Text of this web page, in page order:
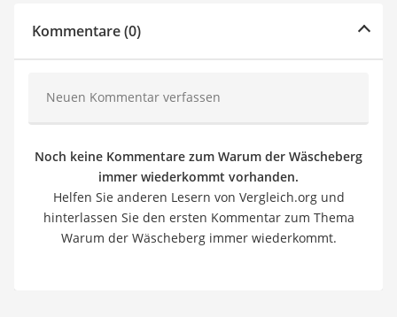
Kommentare (0)
Neuen Kommentar verfassen
Noch keine Kommentare zum Warum der Wäscheberg
immer wiederkommt vorhanden.
Helfen Sie anderen Lesern von Vergleich.org und
hinterlassen Sie den ersten Kommentar zum Thema
Warum der Wäscheberg immer wiederkommt.